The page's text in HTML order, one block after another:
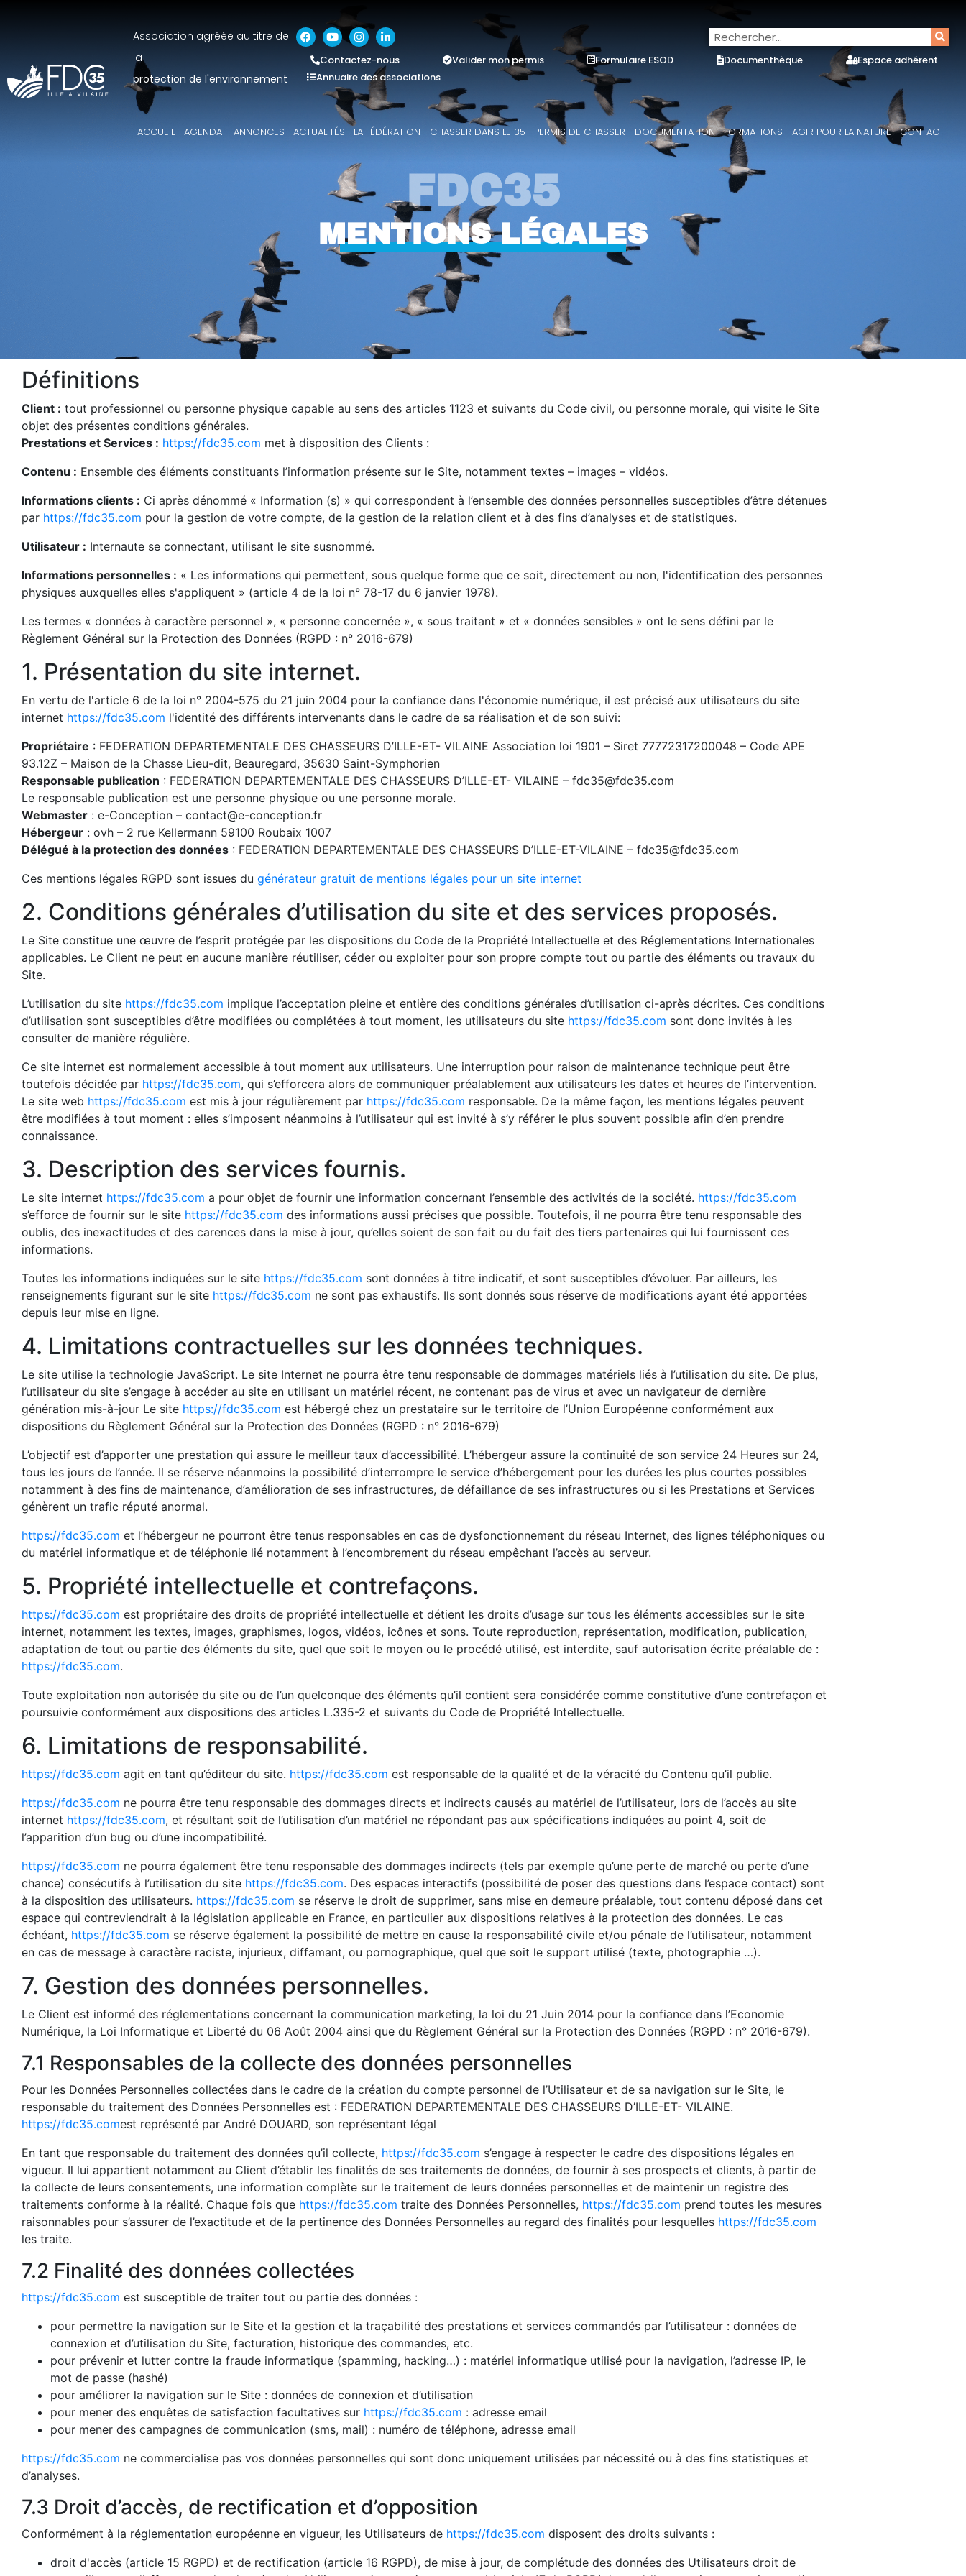
Association agréée au titre de
la
protection de l'environnement
Contactez-nous Valider mon permis Formulaire ESOD Documenthèque
Espace adhérent
Annuaire des associations
ACCUEIL AGENDA – ANNONCES ACTUALITÉS LA FÉDÉRATION CHASSER DANS LE 35 PERMIS DE CHASSER DOCUMENTATION FORMATIONS AGIR POUR LA NATURE CONTACT
FDC35
MENTIONS LÉGALES
Définitions
Client : tout professionnel ou personne physique capable au sens des articles 1123 et suivants du Code civil, ou personne morale, qui visite le Site
objet des présentes conditions générales.
Prestations et Services : https://fdc35.com met à disposition des Clients :
Contenu : Ensemble des éléments constituants l’information présente sur le Site, notamment textes – images – vidéos.
Informations clients : Ci après dénommé « Information (s) » qui correspondent à l’ensemble des données personnelles susceptibles d’être détenues
par https://fdc35.com pour la gestion de votre compte, de la gestion de la relation client et à des fins d’analyses et de statistiques.
Utilisateur : Internaute se connectant, utilisant le site susnommé.
Informations personnelles : « Les informations qui permettent, sous quelque forme que ce soit, directement ou non, l'identification des personnes
physiques auxquelles elles s'appliquent » (article 4 de la loi n° 78-17 du 6 janvier 1978).
Les termes « données à caractère personnel », « personne concernée », « sous traitant » et « données sensibles » ont le sens défini par le
Règlement Général sur la Protection des Données (RGPD : n° 2016-679)
1. Présentation du site internet.
En vertu de l'article 6 de la loi n° 2004-575 du 21 juin 2004 pour la confiance dans l'économie numérique, il est précisé aux utilisateurs du site
internet https://fdc35.com l'identité des différents intervenants dans le cadre de sa réalisation et de son suivi:
Propriétaire : FEDERATION DEPARTEMENTALE DES CHASSEURS D’ILLE-ET- VILAINE Association loi 1901 – Siret 77772317200048 – Code APE
93.12Z – Maison de la Chasse Lieu-dit, Beauregard, 35630 Saint-Symphorien
Responsable publication : FEDERATION DEPARTEMENTALE DES CHASSEURS D’ILLE-ET- VILAINE – fdc35@fdc35.com
Le responsable publication est une personne physique ou une personne morale.
Webmaster : e-Conception – contact@e-conception.fr
Hébergeur : ovh – 2 rue Kellermann 59100 Roubaix 1007
Délégué à la protection des données : FEDERATION DEPARTEMENTALE DES CHASSEURS D’ILLE-ET-VILAINE – fdc35@fdc35.com
Ces mentions légales RGPD sont issues du générateur gratuit de mentions légales pour un site internet
2. Conditions générales d’utilisation du site et des services proposés.
Le Site constitue une œuvre de l’esprit protégée par les dispositions du Code de la Propriété Intellectuelle et des Réglementations Internationales
applicables. Le Client ne peut en aucune manière réutiliser, céder ou exploiter pour son propre compte tout ou partie des éléments ou travaux du
Site.
L’utilisation du site https://fdc35.com implique l’acceptation pleine et entière des conditions générales d’utilisation ci-après décrites. Ces conditions
d’utilisation sont susceptibles d’être modifiées ou complétées à tout moment, les utilisateurs du site https://fdc35.com sont donc invités à les
consulter de manière régulière.
Ce site internet est normalement accessible à tout moment aux utilisateurs. Une interruption pour raison de maintenance technique peut être
toutefois décidée par https://fdc35.com, qui s’efforcera alors de communiquer préalablement aux utilisateurs les dates et heures de l’intervention.
Le site web https://fdc35.com est mis à jour régulièrement par https://fdc35.com responsable. De la même façon, les mentions légales peuvent
être modifiées à tout moment : elles s’imposent néanmoins à l’utilisateur qui est invité à s’y référer le plus souvent possible afin d’en prendre
connaissance.
3. Description des services fournis.
Le site internet https://fdc35.com a pour objet de fournir une information concernant l’ensemble des activités de la société. https://fdc35.com
s’efforce de fournir sur le site https://fdc35.com des informations aussi précises que possible. Toutefois, il ne pourra être tenu responsable des
oublis, des inexactitudes et des carences dans la mise à jour, qu’elles soient de son fait ou du fait des tiers partenaires qui lui fournissent ces
informations.
Toutes les informations indiquées sur le site https://fdc35.com sont données à titre indicatif, et sont susceptibles d’évoluer. Par ailleurs, les
renseignements figurant sur le site https://fdc35.com ne sont pas exhaustifs. Ils sont donnés sous réserve de modifications ayant été apportées
depuis leur mise en ligne.
4. Limitations contractuelles sur les données techniques.
Le site utilise la technologie JavaScript. Le site Internet ne pourra être tenu responsable de dommages matériels liés à l’utilisation du site. De plus,
l’utilisateur du site s’engage à accéder au site en utilisant un matériel récent, ne contenant pas de virus et avec un navigateur de dernière
génération mis-à-jour Le site https://fdc35.com est hébergé chez un prestataire sur le territoire de l’Union Européenne conformément aux
dispositions du Règlement Général sur la Protection des Données (RGPD : n° 2016-679)
L’objectif est d’apporter une prestation qui assure le meilleur taux d’accessibilité. L’hébergeur assure la continuité de son service 24 Heures sur 24,
tous les jours de l’année. Il se réserve néanmoins la possibilité d’interrompre le service d’hébergement pour les durées les plus courtes possibles
notamment à des fins de maintenance, d’amélioration de ses infrastructures, de défaillance de ses infrastructures ou si les Prestations et Services
génèrent un trafic réputé anormal.
https://fdc35.com et l’hébergeur ne pourront être tenus responsables en cas de dysfonctionnement du réseau Internet, des lignes téléphoniques ou
du matériel informatique et de téléphonie lié notamment à l’encombrement du réseau empêchant l’accès au serveur.
5. Propriété intellectuelle et contrefaçons.
https://fdc35.com est propriétaire des droits de propriété intellectuelle et détient les droits d’usage sur tous les éléments accessibles sur le site
internet, notamment les textes, images, graphismes, logos, vidéos, icônes et sons. Toute reproduction, représentation, modification, publication,
adaptation de tout ou partie des éléments du site, quel que soit le moyen ou le procédé utilisé, est interdite, sauf autorisation écrite préalable de :
https://fdc35.com.
Toute exploitation non autorisée du site ou de l’un quelconque des éléments qu’il contient sera considérée comme constitutive d’une contrefaçon et
poursuivie conformément aux dispositions des articles L.335-2 et suivants du Code de Propriété Intellectuelle.
6. Limitations de responsabilité.
https://fdc35.com agit en tant qu’éditeur du site. https://fdc35.com est responsable de la qualité et de la véracité du Contenu qu’il publie.
https://fdc35.com ne pourra être tenu responsable des dommages directs et indirects causés au matériel de l’utilisateur, lors de l’accès au site
internet https://fdc35.com, et résultant soit de l’utilisation d’un matériel ne répondant pas aux spécifications indiquées au point 4, soit de
l’apparition d’un bug ou d’une incompatibilité.
https://fdc35.com ne pourra également être tenu responsable des dommages indirects (tels par exemple qu’une perte de marché ou perte d’une
chance) consécutifs à l’utilisation du site https://fdc35.com. Des espaces interactifs (possibilité de poser des questions dans l’espace contact) sont
à la disposition des utilisateurs. https://fdc35.com se réserve le droit de supprimer, sans mise en demeure préalable, tout contenu déposé dans cet
espace qui contreviendrait à la législation applicable en France, en particulier aux dispositions relatives à la protection des données. Le cas
échéant, https://fdc35.com se réserve également la possibilité de mettre en cause la responsabilité civile et/ou pénale de l’utilisateur, notamment
en cas de message à caractère raciste, injurieux, diffamant, ou pornographique, quel que soit le support utilisé (texte, photographie …).
7. Gestion des données personnelles.
Le Client est informé des réglementations concernant la communication marketing, la loi du 21 Juin 2014 pour la confiance dans l’Economie
Numérique, la Loi Informatique et Liberté du 06 Août 2004 ainsi que du Règlement Général sur la Protection des Données (RGPD : n° 2016-679).
7.1 Responsables de la collecte des données personnelles
Pour les Données Personnelles collectées dans le cadre de la création du compte personnel de l’Utilisateur et de sa navigation sur le Site, le
responsable du traitement des Données Personnelles est : FEDERATION DEPARTEMENTALE DES CHASSEURS D’ILLE-ET- VILAINE.
https://fdc35.comest représenté par André DOUARD, son représentant légal
En tant que responsable du traitement des données qu’il collecte, https://fdc35.com s’engage à respecter le cadre des dispositions légales en
vigueur. Il lui appartient notamment au Client d’établir les finalités de ses traitements de données, de fournir à ses prospects et clients, à partir de
la collecte de leurs consentements, une information complète sur le traitement de leurs données personnelles et de maintenir un registre des
traitements conforme à la réalité. Chaque fois que https://fdc35.com traite des Données Personnelles, https://fdc35.com prend toutes les mesures
raisonnables pour s’assurer de l’exactitude et de la pertinence des Données Personnelles au regard des finalités pour lesquelles https://fdc35.com
les traite.
7.2 Finalité des données collectées
https://fdc35.com est susceptible de traiter tout ou partie des données :
pour permettre la navigation sur le Site et la gestion et la traçabilité des prestations et services commandés par l’utilisateur : données de
connexion et d’utilisation du Site, facturation, historique des commandes, etc.
pour prévenir et lutter contre la fraude informatique (spamming, hacking…) : matériel informatique utilisé pour la navigation, l’adresse IP, le
mot de passe (hashé)
pour améliorer la navigation sur le Site : données de connexion et d’utilisation
pour mener des enquêtes de satisfaction facultatives sur https://fdc35.com : adresse email
pour mener des campagnes de communication (sms, mail) : numéro de téléphone, adresse email
https://fdc35.com ne commercialise pas vos données personnelles qui sont donc uniquement utilisées par nécessité ou à des fins statistiques et
d’analyses.
7.3 Droit d’accès, de rectification et d’opposition
Conformément à la réglementation européenne en vigueur, les Utilisateurs de https://fdc35.com disposent des droits suivants :
droit d'accès (article 15 RGPD) et de rectification (article 16 RGPD), de mise à jour, de complétude des données des Utilisateurs droit de